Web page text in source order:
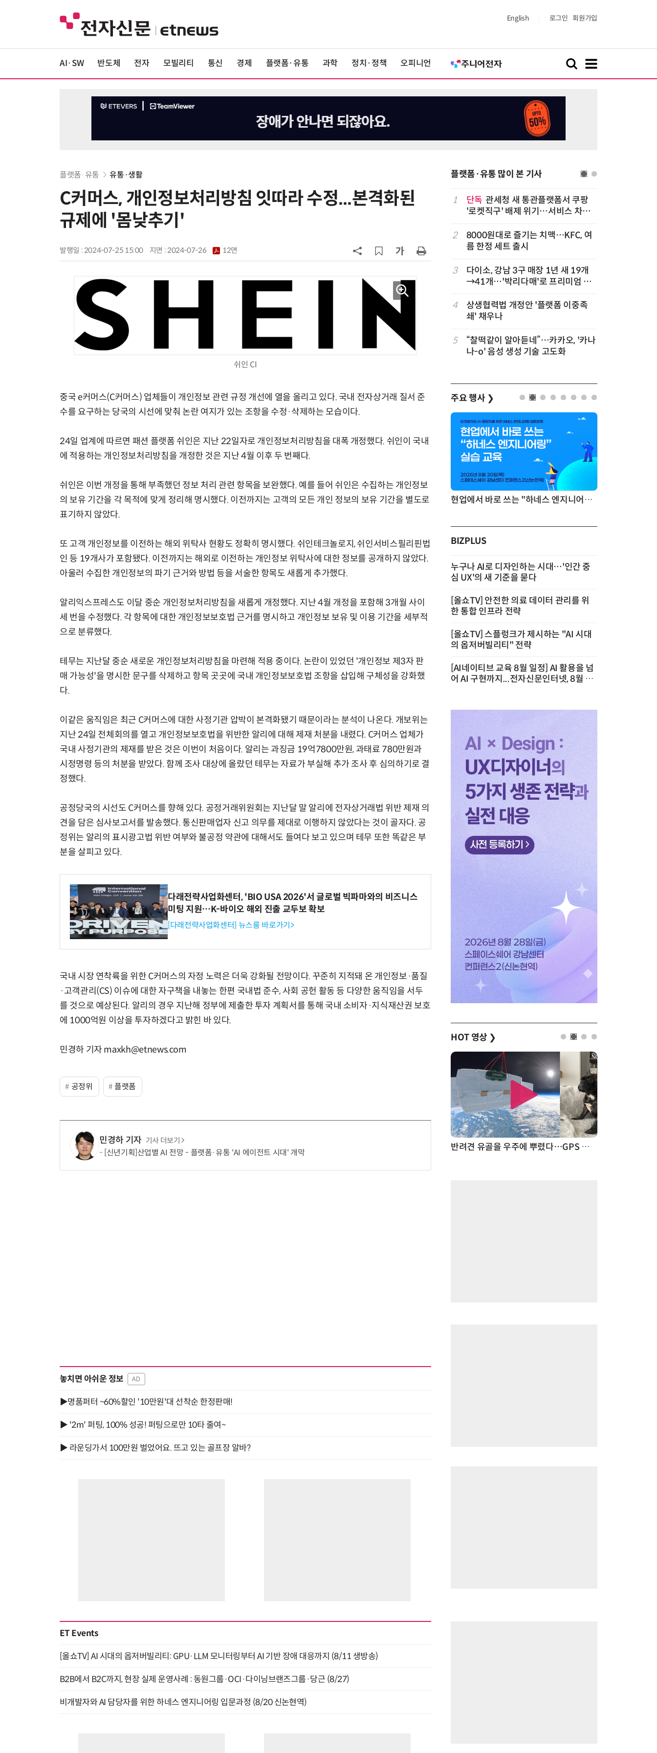
English 로그인 회원가입
AI·SW 반도체 전자 모빌리티 통신 경제 플랫폼·유통 과학 정치·정책 오피니언
플랫폼·유통 유통·생활
C커머스, 개인정보처리방침 잇따라 수정...본격화된
규제에 '몸낮추기'
발행일 : 2024-07-25 15:00 지면 :2024-07-26 12면
쉬인 CI
중국 e커머스(C커머스) 업체들이 개인정보 관련 규정 개선에 열을 올리고 있다. 국내 전자상거래 질서 준
수를 요구하는 당국의 시선에 맞춰 논란 여지가 있는 조항을 수정·삭제하는 모습이다.
24일 업계에 따르면 패션 플랫폼 쉬인은 지난 22일자로 개인정보처리방침을 대폭 개정했다. 쉬인이 국내
에 적용하는 개인정보처리방침을 개정한 것은 지난 4월 이후 두 번째다.
쉬인은 이번 개정을 통해 부족했던 정보 처리 관련 항목을 보완했다. 예를 들어 쉬인은 수집하는 개인정보
의 보유 기간을 각 목적에 맞게 정리해 명시했다. 이전까지는 고객의 모든 개인 정보의 보유 기간을 별도로
표기하지 않았다.
또 고객 개인정보를 이전하는 해외 위탁사 현황도 정확히 명시했다. 쉬인테크놀로지, 쉬인서비스필리핀법
인 등 19개사가 포함됐다. 이전까지는 해외로 이전하는 개인정보 위탁사에 대한 정보를 공개하지 않았다.
아울러 수집한 개인정보의 파기 근거와 방법 등을 서술한 항목도 새롭게 추가했다.
알리익스프레스도 이달 중순 개인정보처리방침을 새롭게 개정했다. 지난 4월 개정을 포함해 3개월 사이
세 번을 수정했다. 각 항목에 대한 개인정보보호법 근거를 명시하고 개인정보 보유 및 이용 기간을 세부적
으로 분류했다.
테무는 지난달 중순 새로운 개인정보처리방침을 마련해 적용 중이다. 논란이 있었던 '개인정보 제3자 판
매 가능성'을 명시한 문구를 삭제하고 항목 곳곳에 국내 개인정보보호법 조항을 삽입해 구체성을 강화했
다.
이같은 움직임은 최근 C커머스에 대한 사정기관 압박이 본격화됐기 때문이라는 분석이 나온다. 개보위는
지난 24일 전체회의를 열고 개인정보보호법을 위반한 알리에 대해 제재 처분을 내렸다. C커머스 업체가
국내 사정기관의 제재를 받은 것은 이번이 처음이다. 알리는 과징금 19억7800만원, 과태료 780만원과
시정명령 등의 처분을 받았다. 함께 조사 대상에 올랐던 테무는 자료가 부실해 추가 조사 후 심의하기로 결
정했다.
공정당국의 시선도 C커머스를 향해 있다. 공정거래위원회는 지난달 말 알리에 전자상거래법 위반 제재 의
견을 담은 심사보고서를 발송했다. 통신판매업자 신고 의무를 제대로 이행하지 않았다는 것이 골자다. 공
정위는 알리의 표시광고법 위반 여부와 불공정 약관에 대해서도 들여다 보고 있으며 테무 또한 똑같은 부
분을 살피고 있다.
다래전략사업화센터, 'BIO USA 2026'서 글로벌 빅파마와의 비즈니스
미팅 지원…K-바이오 해외 진출 교두보 확보
[다래전략사업화센터] 뉴스룸 바로가기>
국내 시장 연착륙을 위한 C커머스의 자정 노력은 더욱 강화될 전망이다. 꾸준히 지적돼 온 개인정보·품질
·고객관리(CS) 이슈에 대한 자구책을 내놓는 한편 국내법 준수, 사회 공헌 활동 등 다양한 움직임을 서두
를 것으로 예상된다. 알리의 경우 지난해 정부에 제출한 투자 계획서를 통해 국내 소비자·지식재산권 보호
에 1000억원 이상을 투자하겠다고 밝힌 바 있다.
민경하 기자 maxkh@etnews.com
공정위 플랫폼
민경하 기자 기사 더보기
[신년기획]산업별 AI 전망 - 플랫폼·유통 'AI 에이전트 시대' 개막
놓치면 아쉬운 정보 AD
▶명품퍼터 ~60%할인 '10만원'대 선착순 한정판매!
▶ '2m' 퍼팅, 100% 성공! 퍼팅으로만 10타 줄여~
▶ 라운딩가서 100만원 벌었어요. 뜨고 있는 골프장 알바?
ET Events
[올쇼TV] AI 시대의 옵저버빌리티: GPU·LLM 모니터링부터 AI 기반 장애 대응까지 (8/11 생방송)
B2B에서 B2C까지, 현장 실제 운영사례 : 동원그룹·OCI·다이닝브랜즈그룹·당근 (8/27)
비개발자와 AI 담당자를 위한 하네스 엔지니어링 입문과정 (8/20 신논현역)
플랫폼·유통 많이 본 기사
6
쿠팡Inc, 상반기 영업적자 1.2조 육
매 300만개 돌파
우유 감산 협상 8월 말로 연장…산정
CU, 여름철 안주용 스낵 매출 급증…
차별화 상품 확대
1 단독 관세청 새 통관플랫폼서 쿠팡
'로켓직구' 배제 위기…서비스 차질
2
8000원대로 즐기는 치맥…KFC, 여
름 한정 세트 출시
3
다이소, 강남 3구 매장 1년 새 19개
→41개…'박리다매'로 프리미엄 상
4
상생협력법 개정안 '플랫폼 이중족
쇄' 채우나
5
“찰떡같이 알아듣네”…카카오, '카나
나-o' 음성 생성 기술 고도화
주요 행사 ❯
양자컴퓨팅 비즈니스·기술 입문 1-Day 워크샵 - 큐비트·양자 알고리듬·Qiskit 실습으로 이해하는 차세대 현업에서 바로 쓰는 "하네스 엔지니어링" 실습 교육
BIZPLUS
누구나 AI로 디자인하는 시대…'인간 중
심 UX'의 새 기준을 묻다
[올쇼TV] 안전한 의료 데이터 관리를 위
한 통합 인프라 전략
[올쇼TV] 스플렁크가 제시하는 "AI 시대
의 옵저버빌리티" 전략
[AI네이티브 교육 8월 일정] AI 활용을 넘
어 AI 구현까지...전자신문인터넷, 8월 실
HOT 영상 ❯
헬기 착륙 방해한 염소 떼…양치기 개가 길 터줬다 반려견 유골을 우주에 뿌렸다…GPS 추적기로 회수까지 성공